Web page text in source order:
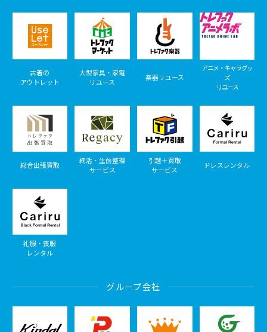
古着の
アウトレット
大型家具・家電
リユース
楽器リユース
アニメ・キャラグッ
ズ
リユース
総合出張買取
終活・生前整理
サービス
引越＋買取
サービス
ドレスレンタル
礼服・喪服
レンタル
グループ会社